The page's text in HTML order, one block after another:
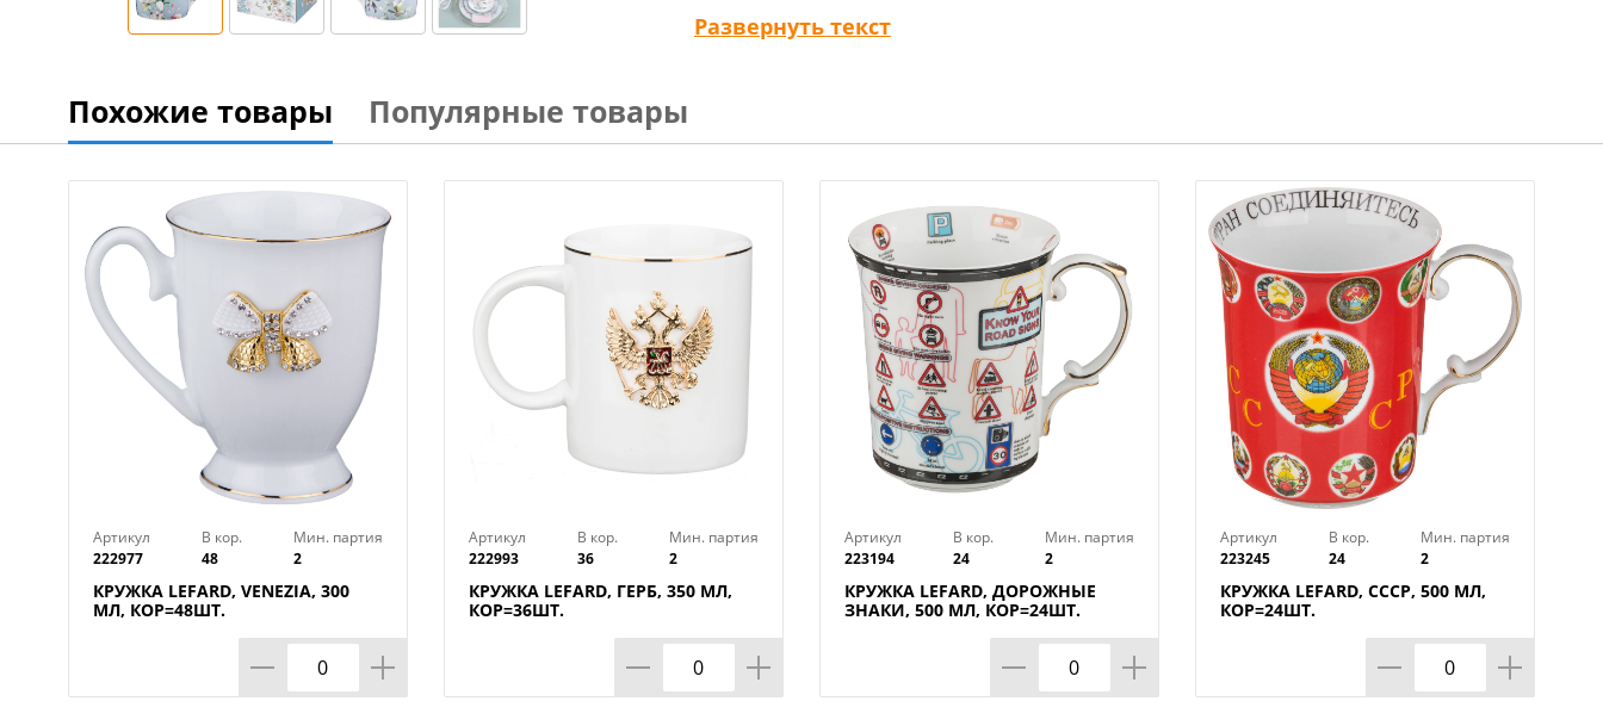
подарком к любому торжеству. Продукция прошла сертификацию и
безопасна для контакта с пищевыми продуктами. Не использовать в
Развернуть текст
Похожие товары Популярные товары
Артикул
222977
В кор.
48
Мин. партия
2
КРУЖКА LEFARD, VENEZIA, 300
МЛ, КОР=48ШТ.
Артикул
222993
В кор.
36
Мин. партия
2
КРУЖКА LEFARD, ГЕРБ, 350 МЛ,
КОР=36ШТ.
Артикул
223194
В кор.
24
Мин. партия
2
КРУЖКА LEFARD, ДОРОЖНЫЕ
ЗНАКИ, 500 МЛ, КОР=24ШТ.
Артикул
223245
В кор.
24
Мин. партия
2
КРУЖКА LEFARD, СССР, 500 МЛ,
КОР=24ШТ.